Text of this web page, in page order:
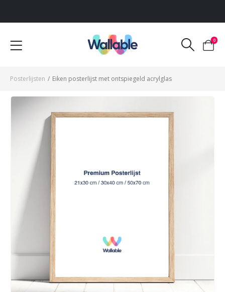
Voor 12:00 uur besteld, dezelfde werkdag verzonden
0
Posterlijsten / Eiken posterlijst met ontspiegeld acrylglas